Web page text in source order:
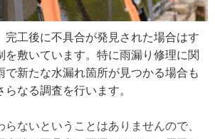
家紋が入っているケースもあります。
いけど家紋も入れたいという時は、7
ースが多いですね」
粘土を使っていたため、葺き替えの際
ともに風雨で流されてしまいますが、
完工後に不具合が発見された場合はす
を敷いています。特に雨漏り修理に関
で新たな水漏れ箇所が見つかる場合も
なる調査を行います。
らないということはありませんので、